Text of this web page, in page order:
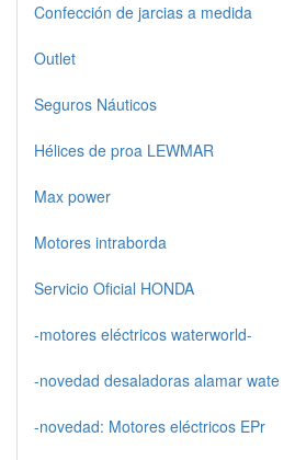
Confección de jarcias a medida
Outlet
Seguros Náuticos
Hélices de proa LEWMAR
Max power
Motores intraborda
Servicio Oficial HONDA
-motores eléctricos waterworld-
-novedad desaladoras alamar wate
-novedad: Motores eléctricos EPr